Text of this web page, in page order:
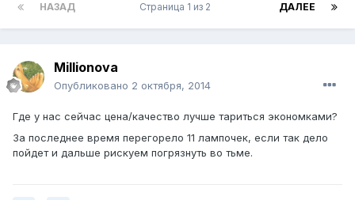
НАЗАД ДАЛЕЕ
Страница 1 из 2
Millionova
Опубликовано 2 октября, 2014
Где у нас сейчас цена/качество лучше тариться экономками?
За последнее время перегорело 11 лампочек, если так дело
пойдет и дальше рискуем погрязнуть во тьме.